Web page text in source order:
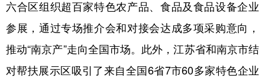
六合区组织超百家特色农产品、食品及食品设备企业
参展，通过专场推介会和对接会达成多项采购意向，
推动“南京产”走向全国市场。此外，江苏省和南京市结
对帮扶展示区吸引了来自全国6省7市60多家特色企业